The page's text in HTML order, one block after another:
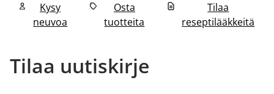
Kysy
neuvoa
Osta
tuotteita
Tilaa
reseptilääkkeitä
Tilaa uutiskirje